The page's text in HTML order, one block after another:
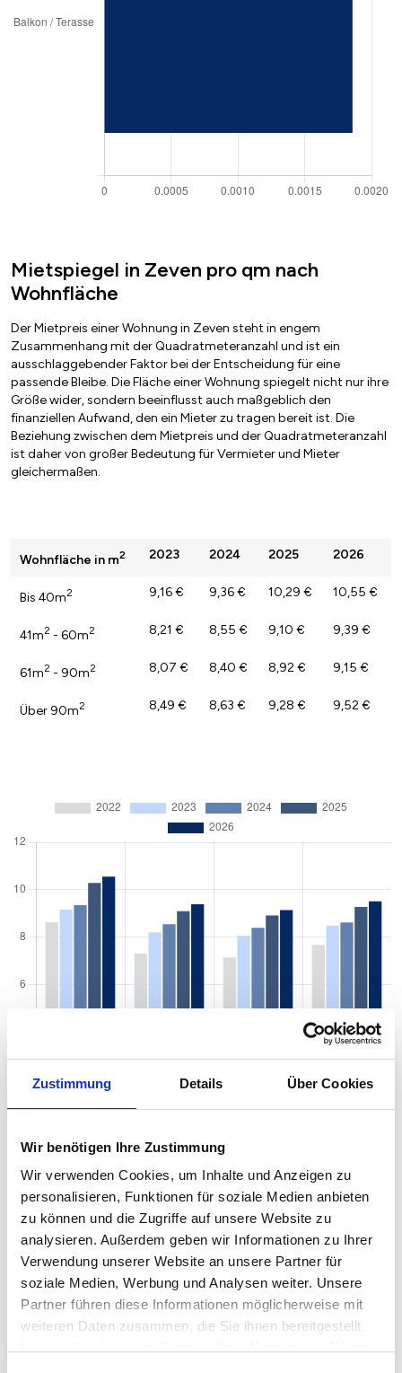
Zustimmung Details Über Cookies
Wir benötigen Ihre Zustimmung
Wir verwenden Cookies, um Inhalte und Anzeigen zu
personalisieren, Funktionen für soziale Medien anbieten
zu können und die Zugriffe auf unsere Website zu
analysieren. Außerdem geben wir Informationen zu Ihrer
Verwendung unserer Website an unsere Partner für
soziale Medien, Werbung und Analysen weiter. Unsere
Partner führen diese Informationen möglicherweise mit
weiteren Daten zusammen, die Sie ihnen bereitgestellt
Mietspiegel in Zeven pro qm nach
Wohnfläche
Der Mietpreis einer Wohnung in Zeven steht in engem
Zusammenhang mit der Quadratmeteranzahl und ist ein
ausschlaggebender Faktor bei der Entscheidung für eine
passende Bleibe. Die Fläche einer Wohnung spiegelt nicht nur ihre
Größe wider, sondern beeinflusst auch maßgeblich den
finanziellen Aufwand, den ein Mieter zu tragen bereit ist. Die
Beziehung zwischen dem Mietpreis und der Quadratmeteranzahl
ist daher von großer Bedeutung für Vermieter und Mieter
gleichermaßen.
Wohnfläche in m2 2023 2024 2025 2026
Bis 40m2 9,16 € 9,36 € 10,29 € 10,55 €
41m2 - 60m2 8,21 € 8,55 € 9,10 € 9,39 €
61m2 - 90m2 8,07 € 8,40 € 8,92 € 9,15 €
Über 90m2 8,49 € 8,63 € 9,28 € 9,52 €
Mietspiegel nach Baujahr pro qm 2026 in
Zeven
Der Mietpreis einer Wohnung in Zeven hängt von einer Vielzahl
von Faktoren ab, und eines der entscheidenden Kriterien ist das
Baujahr der Immobilie. Das Alter eines Gebäudes kann einen
erheblichen Einfluss auf den Mietpreis haben, da es wichtige
Informationen über den Zustand, die Ausstattung und die